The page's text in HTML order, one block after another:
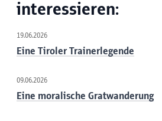
interessieren:
19.06.2026
Eine Tiroler Trainerlegende
09.06.2026
Eine moralische Gratwanderung